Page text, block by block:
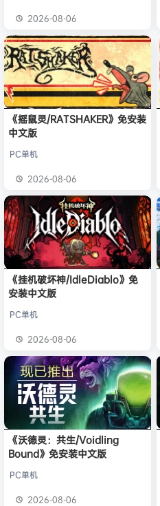
2026-08-06
《摇鼠灵/RATSHAKER》免安装
中文版
PC单机
2026-08-06
《挂机破坏神/IdleDiablo》免
安装中文版
PC单机
2026-08-06
《沃德灵：共生/Voidling
Bound》免安装中文版
PC单机
2026-08-06